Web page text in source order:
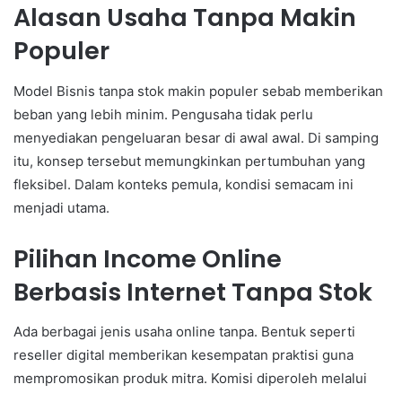
Alasan Usaha Tanpa Makin
Populer
Model Bisnis tanpa stok makin populer sebab memberikan
beban yang lebih minim. Pengusaha tidak perlu
menyediakan pengeluaran besar di awal awal. Di samping
itu, konsep tersebut memungkinkan pertumbuhan yang
fleksibel. Dalam konteks pemula, kondisi semacam ini
menjadi utama.
Pilihan Income Online
Berbasis Internet Tanpa Stok
Ada berbagai jenis usaha online tanpa. Bentuk seperti
reseller digital memberikan kesempatan praktisi guna
mempromosikan produk mitra. Komisi diperoleh melalui